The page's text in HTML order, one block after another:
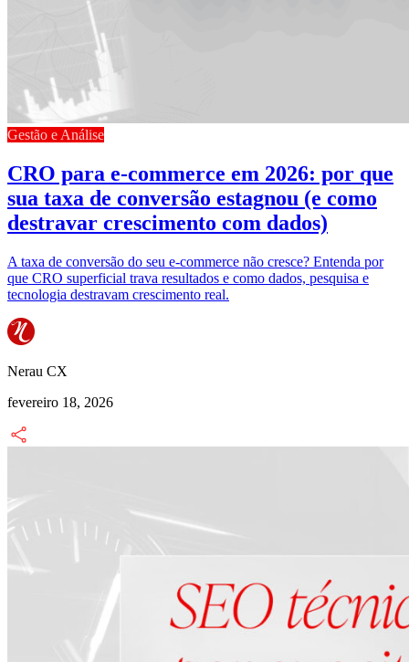
Gestão e Análise
CRO para e-commerce em 2026: por que
sua taxa de conversão estagnou (e como
destravar crescimento com dados)
A taxa de conversão do seu e-commerce não cresce? Entenda por
que CRO superficial trava resultados e como dados, pesquisa e
tecnologia destravam crescimento real.
Nerau CX
fevereiro 18, 2026